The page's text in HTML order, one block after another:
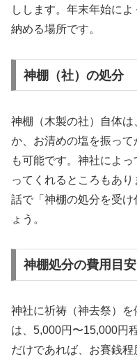
しします。年末年始に
納める場所です。
神棚（社）の処分
神棚（木製の社）自体
か、お清めの塩を振っ
も可能です。神社によ
ってくれるところもあ
話で「神棚の処分を受
ょう。
神棚処分の費用目安
神社に祈祷（神去祭）を
は、5,000円〜15,000円
だけであれば、お賽銭